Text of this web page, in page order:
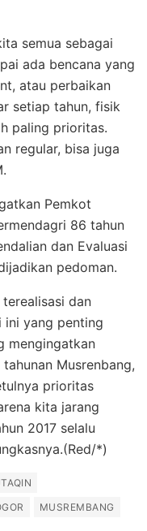
semua sebagai
ada bencana yang
atau perbaikan
setiap tahun, fisik
paling prioritas.
regular, bisa juga
Pemkot
86 tahun
dan Evaluasi
pedoman.
dan
ini yang penting
mengingatkan
Musrenbang,
prioritas
kita jarang
2017 selalu
*)
MUSREMBANG